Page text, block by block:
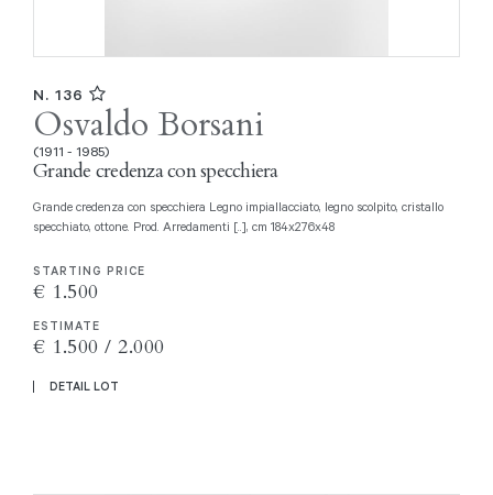
N. 136
Osvaldo Borsani
(1911 - 1985)
Grande credenza con specchiera
Grande credenza con specchiera Legno impiallacciato, legno scolpito, cristallo
specchiato, ottone. Prod. Arredamenti [..], cm 184x276x48
STARTING PRICE
€ 1.500
ESTIMATE
€ 1.500 / 2.000
DETAIL LOT